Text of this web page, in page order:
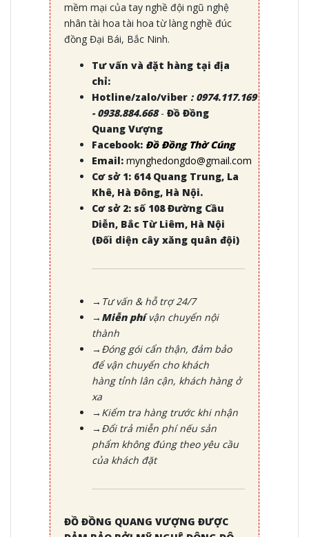
mềm mại của tay nghề đội ngũ nghệ
nhân tài hoa tài hoa từ làng nghề đúc
đồng Đại Bái, Bắc Ninh.
Tư vấn và đặt hàng tại địa
chỉ:
Hotline/zalo/viber : 0974.117.169
- 0938.884.668 - Đồ Đồng
Quang Vượng
Facebook: Đồ Đồng Thờ Cúng
Email: mynghedongdo@gmail.com
Cơ sở 1: 614 Quang Trung, La
Khê, Hà Đông, Hà Nội.
Cơ sở 2: số 108 Đường Cầu
Diễn, Bắc Từ Liêm, Hà Nội
(Đối diện cây xăng quân đội)
→Tư vấn & hỗ trợ 24/7
→Miễn phívận chuyển nội
thành
→Đóng gói cẩn thận, đảm bảo
để vận chuyển cho khách
hàng tỉnh lân cận, khách hàng ở
xa
→Kiểm tra hàng trước khi nhận
→Đổi trả miễn phí nếu sản
phẩm không đúng theo yêu cầu
của khách đặt
ĐỒ ĐỒNG QUANG VƯỢNG ĐƯỢC